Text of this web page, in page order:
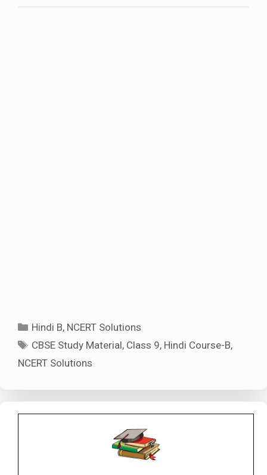
Categories
Hindi B, NCERT Solutions
Tags
CBSE Study Material, Class 9, Hindi Course-B,
NCERT Solutions